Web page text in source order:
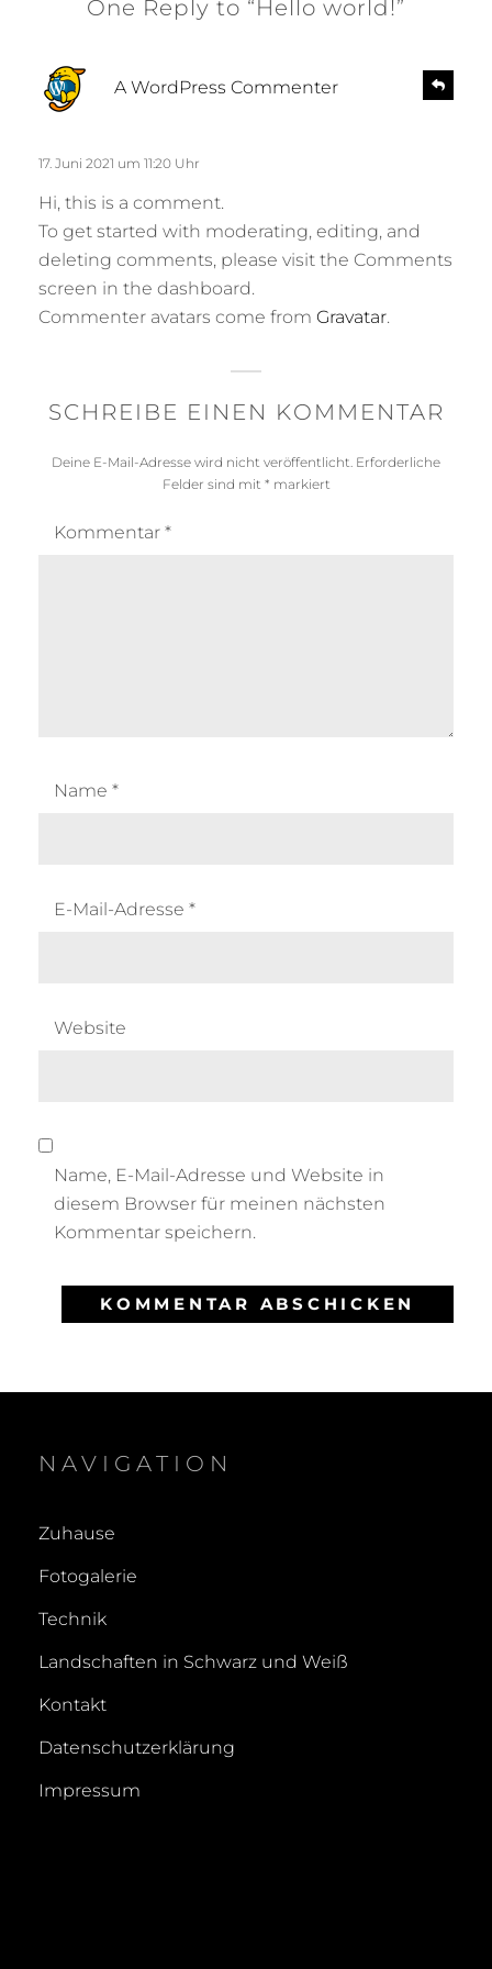
One Reply to “Hello world!”
A WordPress Commenter
17. Juni 2021 um 11:20 Uhr
Hi, this is a comment.
To get started with moderating, editing, and
deleting comments, please visit the Comments
screen in the dashboard.
Commenter avatars come from Gravatar.
e
SCHREIBE EINEN KOMMENTAR
Deine E-Mail-Adresse wird nicht veröffentlicht. Erforderliche
Felder sind mit * markiert
Kommentar *
Name *
E-Mail-Adresse *
Website
Name, E-Mail-Adresse und Website in
diesem Browser für meinen nächsten
Kommentar speichern.
NAVIGATION
Zuhause
Fotogalerie
Technik
Landschaften in Schwarz und Weiß
Kontakt
Datenschutzerklärung
Impressum